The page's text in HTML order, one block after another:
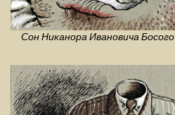
Сон Никанора Ивановича Босого